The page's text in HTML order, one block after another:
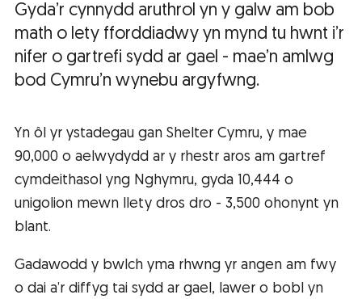
Gyda’r cynnydd aruthrol yn y galw am bob
math o lety fforddiadwy yn mynd tu hwnt i’r
nifer o gartrefi sydd ar gael - mae’n amlwg
bod Cymru’n wynebu argyfwng.
Yn ôl yr ystadegau gan Shelter Cymru, y mae
90,000 o aelwydydd ar y rhestr aros am gartref
cymdeithasol yng Nghymru, gyda 10,444 o
unigolion mewn llety dros dro - 3,500 ohonynt yn
blant.
Gadawodd y bwlch yma rhwng yr angen am fwy
o dai a’r diffyg tai sydd ar gael, lawer o bobl yn